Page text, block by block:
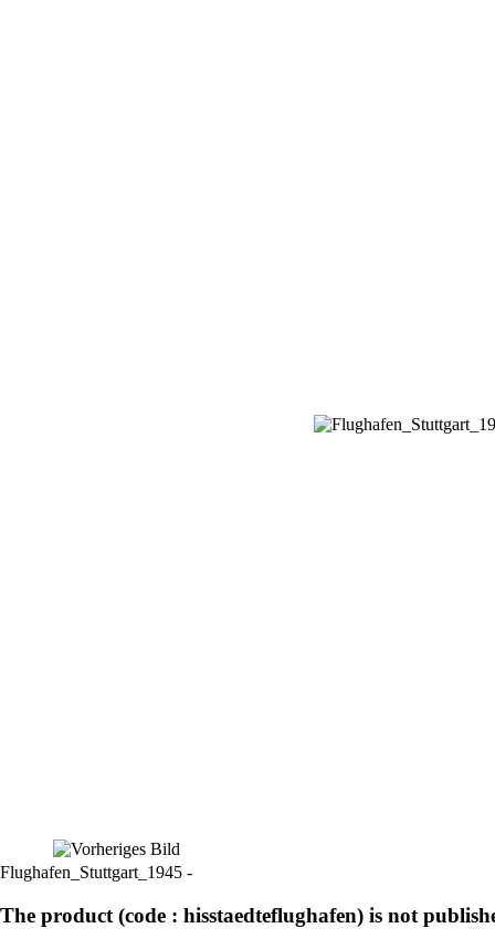
Flughafen_Stuttgart_1945 -
The product (code : hisstaedteflughafen) is not